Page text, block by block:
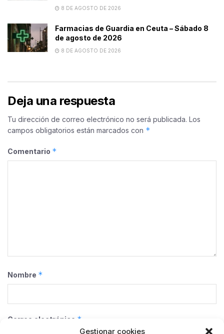
Gestionar cookies
8 DE AGOSTO DE 2026
Farmacias de Guardia en Ceuta – Sábado 8
de agosto de 2026
8 DE AGOSTO DE 2026
Deja una respuesta
Tu dirección de correo electrónico no será publicada. Los
campos obligatorios están marcados con *
Comentario *
Nombre *
Correo electrónico *